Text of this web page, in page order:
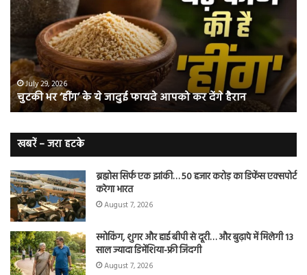
के
ये
फायदे
आपको
कर
देंगे
हैरान
July 29, 2026
चुटकी भर ‘हींग’ के ये जादुई फायदे आपको कर देंगे हैरान
भी
हो
हैं
खबरें – जरा हटके
ब्रह्मोस सिर्फ एक झांकी… 50 हजार करोड़ का डिफेंस एक्सपोर्ट
करेगा भारत
August 7, 2026
स्मोकिंग, शुगर और हाई बीपी से दूरी… और बुढ़ापे में मिलेगी 13
साल ज्यादा डिमेंशिया-फ्री जिंदगी
August 7, 2026